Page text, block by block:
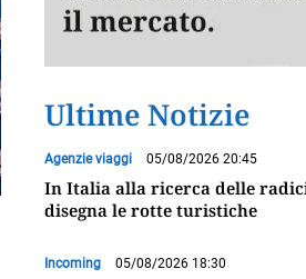
Ultime Notizie
Agenzie viaggi 05/08/2026 20:45
In Italia alla ricerca delle
disegna le rotte turistiche
Incoming 05/08/2026 18:30